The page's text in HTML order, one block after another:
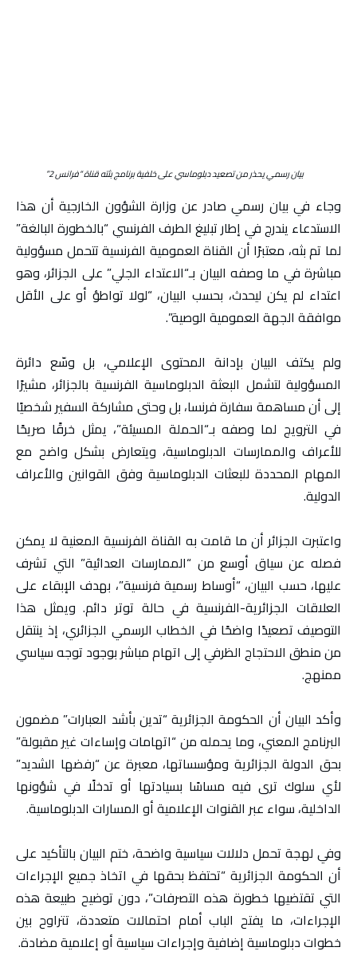
بيان رسمي يحذر من تصعيد دبلوماسي على خلفية برنامج بثته قناة “فرانس 2”
وجاء في بيان رسمي صادر عن وزارة الشؤون الخارجية أن هذا
الاستدعاء يندرج في إطار تبليغ الطرف الفرنسي “بالخطورة البالغة”
لما تم بثه، معتبرًا أن القناة العمومية الفرنسية تتحمل مسؤولية
مباشرة في ما وصفه البيان بـ“الاعتداء الجلي” على الجزائر، وهو
اعتداء لم يكن ليحدث، بحسب البيان، “لولا تواطؤ أو على الأقل
موافقة الجهة العمومية الوصية”.
ولم يكتف البيان بإدانة المحتوى الإعلامي، بل وسّع دائرة
المسؤولية لتشمل البعثة الدبلوماسية الفرنسية بالجزائر، مشيرًا
إلى أن مساهمة سفارة فرنسا، بل وحتى مشاركة السفير شخصيًا
في الترويج لما وصفه بـ“الحملة المسيئة”، يمثل خرقًا صريحًا
للأعراف والممارسات الدبلوماسية، ويتعارض بشكل واضح مع
المهام المحددة للبعثات الدبلوماسية وفق القوانين والأعراف
الدولية.
واعتبرت الجزائر أن ما قامت به القناة الفرنسية المعنية لا يمكن
فصله عن سياق أوسع من “الممارسات العدائية” التي تشرف
عليها، حسب البيان، “أوساط رسمية فرنسية”، بهدف الإبقاء على
العلاقات الجزائرية-الفرنسية في حالة توتر دائم. ويمثل هذا
التوصيف تصعيدًا واضحًا في الخطاب الرسمي الجزائري، إذ ينتقل
من منطق الاحتجاج الظرفي إلى اتهام مباشر بوجود توجه سياسي
ممنهج.
وأكد البيان أن الحكومة الجزائرية “تدين بأشد العبارات” مضمون
البرنامج المعني، وما يحمله من “اتهامات وإساءات غير مقبولة”
بحق الدولة الجزائرية ومؤسساتها، معبرة عن “رفضها الشديد”
لأي سلوك ترى فيه مساسًا بسيادتها أو تدخلًا في شؤونها
الداخلية، سواء عبر القنوات الإعلامية أو المسارات الدبلوماسية.
وفي لهجة تحمل دلالات سياسية واضحة، ختم البيان بالتأكيد على
أن الحكومة الجزائرية “تحتفظ بحقها في اتخاذ جميع الإجراءات
التي تقتضيها خطورة هذه التصرفات”، دون توضيح طبيعة هذه
الإجراءات، ما يفتح الباب أمام احتمالات متعددة، تتراوح بين
خطوات دبلوماسية إضافية وإجراءات سياسية أو إعلامية مضادة.